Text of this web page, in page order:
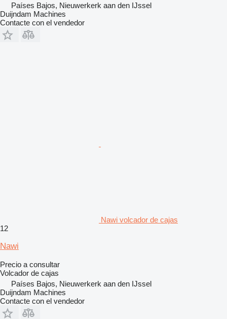
Países Bajos, Nieuwerkerk aan den IJssel
Duijndam Machines
Contacte con el vendedor
Nawi volcador de cajas
12
Nawi
Precio a consultar
Volcador de cajas
Países Bajos, Nieuwerkerk aan den IJssel
Duijndam Machines
Contacte con el vendedor